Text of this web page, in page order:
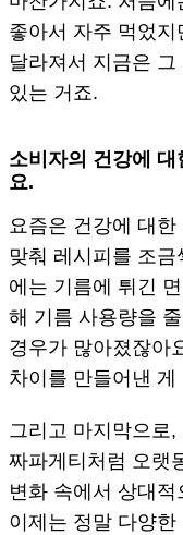
좋아서 자주 먹었
달라져서 지금은
있는 거죠.
소비자의 건강에 대
요.
요즘은 건강에 대한
맞춰 레시피를 조
에는 기름에 튀긴
해 기름 사용량을
경우가 많아졌잖아
차이를 만들어낸 게
그리고 마지막으로
짜파게티처럼 오랫
변화 속에서 상대
이제는 정말 다양